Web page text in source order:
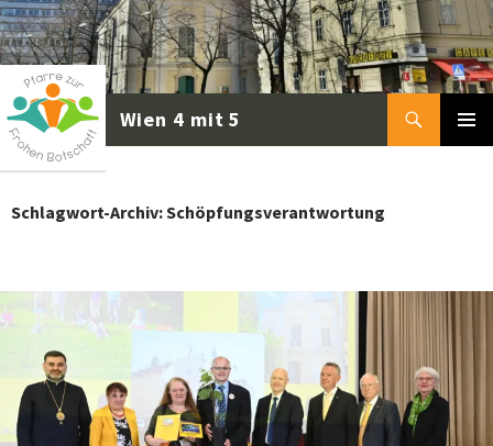
Zum
Inhalt
springen
Suchen
Schlagwort-Archiv: Schöpfungsverantwortung